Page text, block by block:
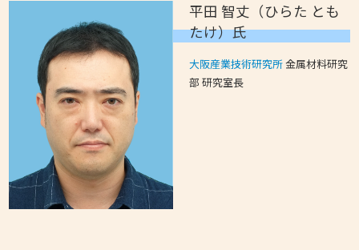
平田 智丈（ひらた とも
たけ）氏
大阪産業技術研究所金属材料研究
部 研究室長